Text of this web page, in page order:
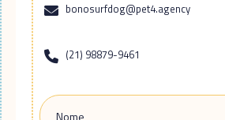
bonosurfdog@pet4.agency
(21) 98879-9461